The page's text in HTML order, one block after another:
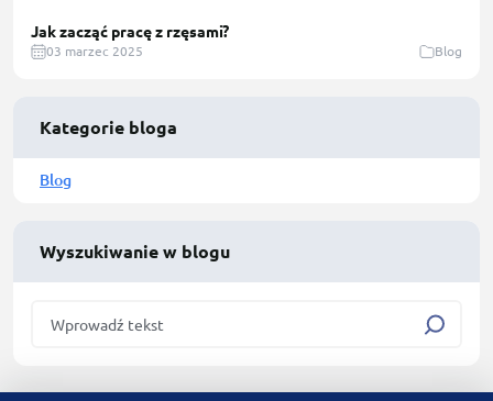
Jak zacząć pracę z rzęsami?
03 marzec 2025 Blog
Kategorie bloga
Blog
Wyszukiwanie w blogu